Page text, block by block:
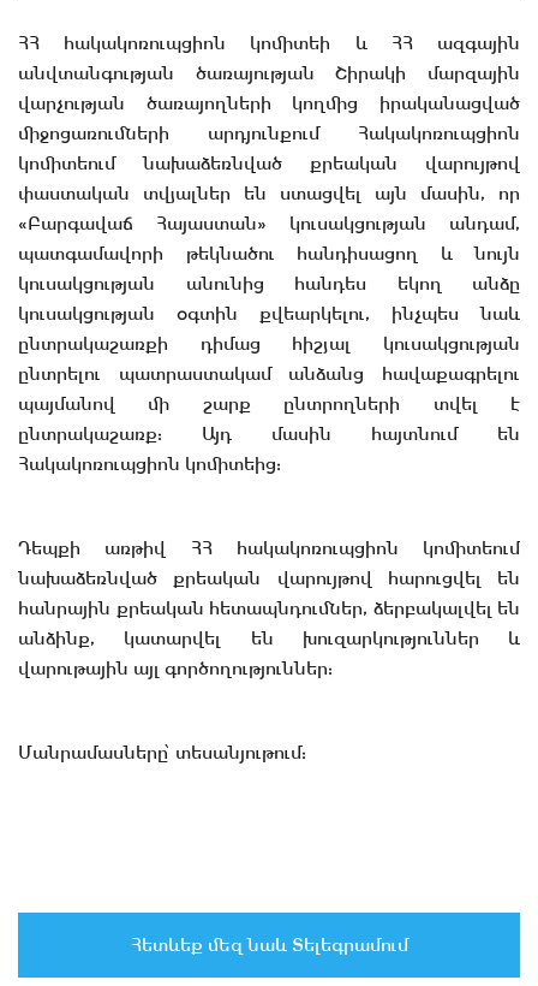
ՀՀ հակակոռուպցիոն կոմիտեի և ՀՀ ազգային
անվտանգության ծառայության Շիրակի մարզային
վարչության ծառայողների կողմից իրականացված
միջոցառումների արդյունքում Հակակոռուպցիոն
կոմիտեում նախաձեռնված քրեական վարույթով
փաստական տվյալներ են ստացվել այն մասին, որ
«Բարգավաճ Հայաստան» կուսակցության անդամ,
պատգամավորի թեկնածու հանդիսացող և նույն
կուսակցության անունից հանդես եկող անձը
կուսակցության օգտին քվեարկելու, ինչպես նաև
ընտրակաշառքի դիմաց հիշյալ կուսակցության
ընտրելու պատրաստակամ անձանց հավաքագրելու
պայմանով մի շարք ընտրողների տվել է
ընտրակաշառք: Այդ մասին հայտնում են
Հակակոռուպցիոն կոմիտեից:
Դեպքի առթիվ ՀՀ հակակոռուպցիոն կոմիտեում
նախաձեռնված քրեական վարույթով հարուցվել են
հանրային քրեական հետապնդումներ, ձերբակալվել են
անձինք, կատարվել են խուզարկություններ և
վարութային այլ գործողություններ:
Մանրամասները՝ տեսանյութում:
Հետևեք մեզ նաև Տելեգրամում